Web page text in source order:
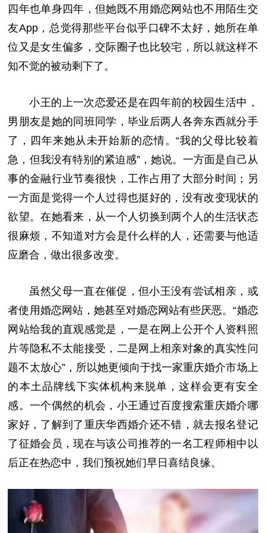
四年也单身四年，但她既不用婚恋网站也不用陌生交
友App，总觉得那些平台似乎口碑不太好，她所在单
位又是女生偏多，交际圈子也比较宅，所以就这样不
知不觉的被动剩下了。
小王的上一次恋爱还是在四年前的校园生活中，
男朋友是她的同班同学，毕业后两人各奔东西就分手
了，四年来她从未开始新的恋情。“我的父母比较着
急，但我没有特别的紧迫感”，她说。一方面是自己从
事的金融行业节奏很快，工作占用了大部分时间；另
一方面是觉得一个人过得也挺好的，没有改变现状的
欲望。在她看来，从一个人切换到两个人的生活状态
很麻烦，不知道对方会是什么样的人，还需要与他适
应磨合，做出很多改变。
虽然父母一直在催促，但小王没有尝试相亲，或
者使用婚恋网站，她甚至对婚恋网站有些厌恶。“婚恋
网站给我的直观感觉是，一是在网上公开个人资料照
片等隐私不太能接受，二是网上相亲对象的真实性问
题不太放心”，所以她更倾向于找一家重庆婚介市场上
的本土品牌线下实体机构来脱单，这样会更有安全
感。一个偶然的机会，小王通过百度搜索重庆婚介哪
家好，了解到了重庆华西婚介还不错，就去报名登记
了征婚会员，现在与该公司推荐的一名工程师相中以
后正在热恋中，我们预祝她们早日喜结良缘。